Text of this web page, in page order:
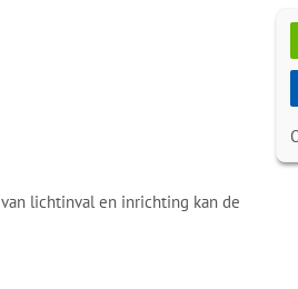
lichtinval en inrichting kan de